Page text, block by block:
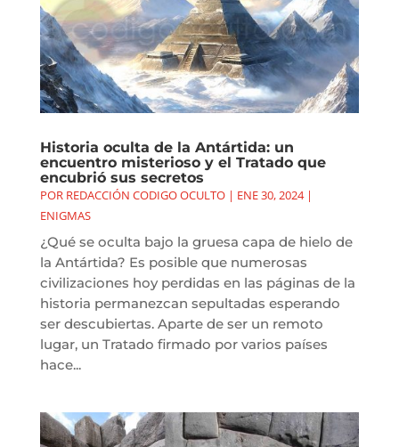
Historia oculta de la Antártida: un
encuentro misterioso y el Tratado que
encubrió sus secretos
POR REDACCIÓN CODIGO OCULTO| ENE 30, 2024|
ENIGMAS
¿Qué se oculta bajo la gruesa capa de hielo de
la Antártida? Es posible que numerosas
civilizaciones hoy perdidas en las páginas de la
historia permanezcan sepultadas esperando
ser descubiertas. Aparte de ser un remoto
lugar, un Tratado firmado por varios países
hace...